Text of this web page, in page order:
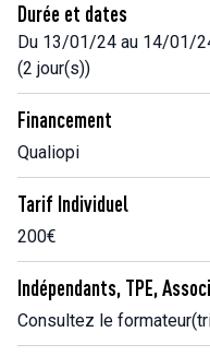
Durée et dates
Du 13/01/24 au 14/01/
(2 jour(s))
Financement
Qualiopi
Tarif Individuel
200€
Indépendants, TPE,
Consultez le